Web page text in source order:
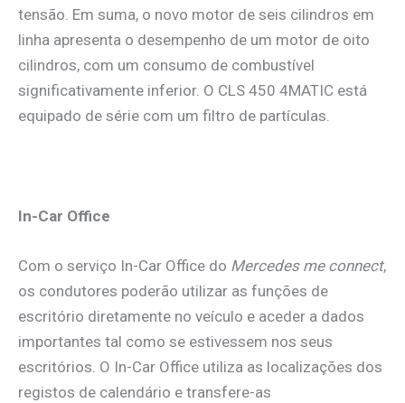
tensão. Em suma, o novo motor de seis cilindros em
linha apresenta o desempenho de um motor de oito
cilindros, com um consumo de combustível
significativamente inferior. O CLS 450 4MATIC está
equipado de série com um filtro de partículas.
In-Car Office
Com o serviço In-Car Office do Mercedes me connect,
os condutores poderão utilizar as funções de
escritório diretamente no veículo e aceder a dados
importantes tal como se estivessem nos seus
escritórios. O In-Car Office utiliza as localizações dos
registos de calendário e transfere-as